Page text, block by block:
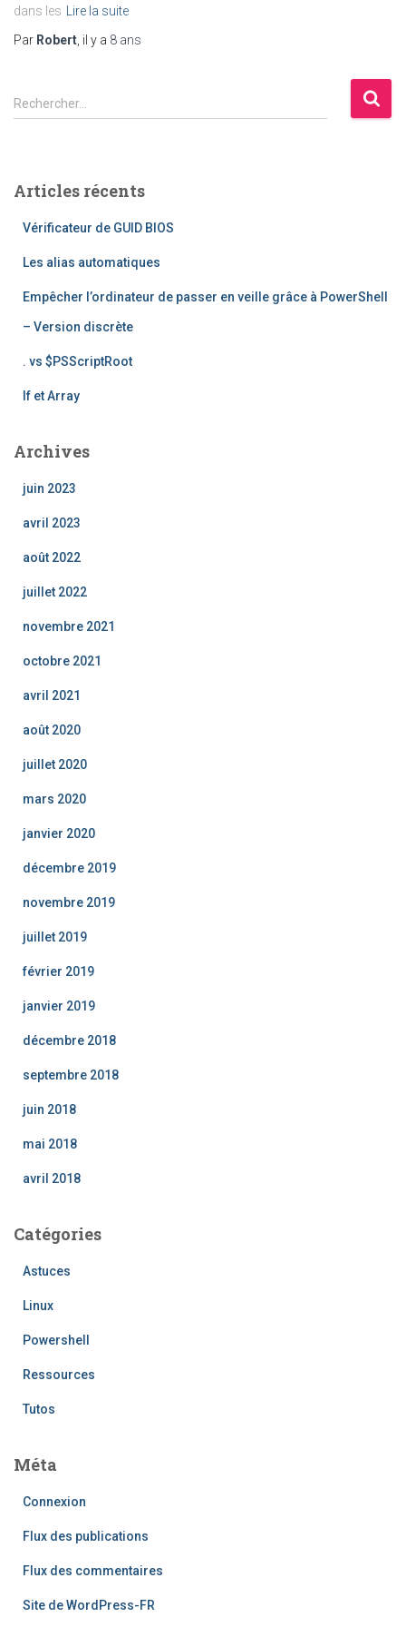
dans les
Lire la suite
Par Robert , il y a 8 ans
R
e
r
Rechercher…
Articles récents
Vérificateur de GUID BIOS
Les alias automatiques
Empêcher l’ordinateur de passer en veille grâce à PowerShell
– Version discrète
. vs $PSScriptRoot
If et Array
Archives
juin 2023
avril 2023
août 2022
juillet 2022
novembre 2021
octobre 2021
avril 2021
août 2020
juillet 2020
mars 2020
janvier 2020
décembre 2019
novembre 2019
juillet 2019
février 2019
janvier 2019
décembre 2018
septembre 2018
juin 2018
mai 2018
avril 2018
Catégories
Astuces
Linux
Powershell
Ressources
Tutos
Méta
Connexion
Flux des publications
Flux des commentaires
Site de WordPress-FR